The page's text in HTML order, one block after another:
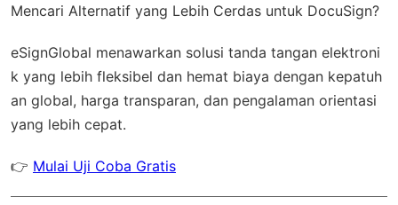
Mencari Alternatif yang Lebih Cerdas untuk DocuSign?
eSignGlobal menawarkan solusi tanda tangan elektroni
k yang lebih fleksibel dan hemat biaya dengan kepatuh
an global, harga transparan, dan pengalaman orientasi
yang lebih cepat.
👉 Mulai Uji Coba Gratis